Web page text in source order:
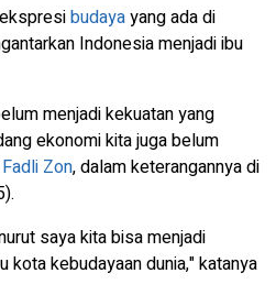
budayayang ada di
Indonesia menjadi ibu
menjadi kekuatan yang
ekonomi kita juga belum
Fadli Zon, dalam keterangannya di
saya kita bisa menjadi
kota kebudayaan dunia," katanya